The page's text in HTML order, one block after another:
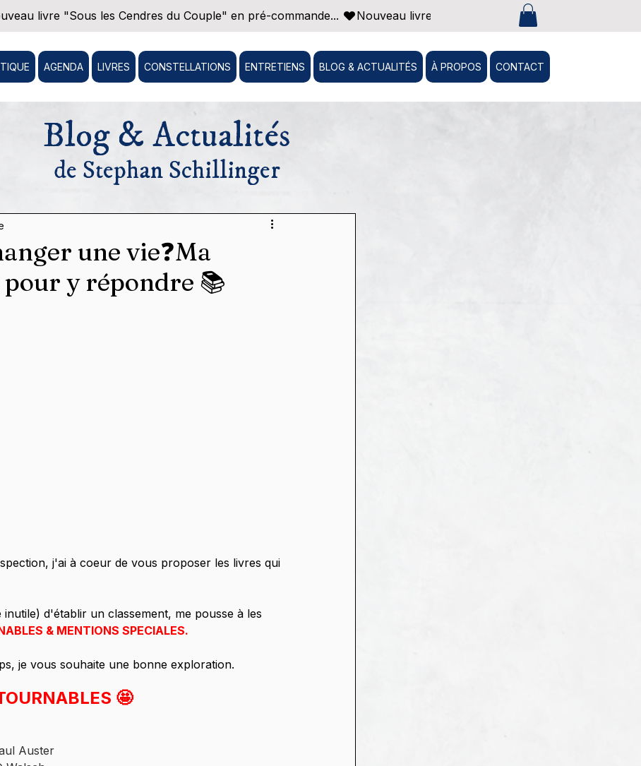
livre "Sous les Cendres du Couple" en pré-commande...
AGENDA LIVRES CONSTELLATIONS ENTRETIENS BLOG & ACTUALITÉS À PROPOS CONTACT
Blog & Actualités
de Stephan Schillinger
une vie❓Ma
y répondre 📚
j'ai à coeur de vous proposer les livres qui
d'établir un classement, me pousse à les
& MENTIONS SPECIALES.
je vous souhaite une bonne exploration.
🤩
Auster